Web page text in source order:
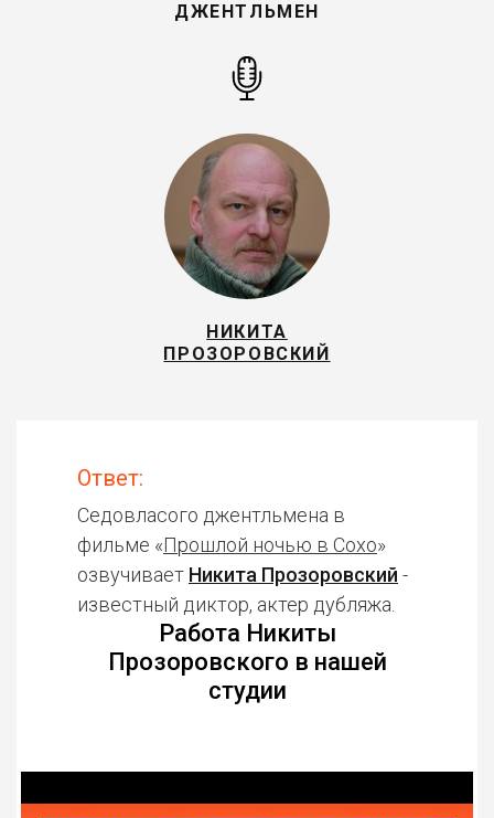
ДЖЕНТЛЬМЕН
НИКИТА
ПРОЗОРОВСКИЙ
Ответ:
Седовласого джентльмена в
фильме «Прошлой ночью в Сохо»
озвучивает Никита Прозоровский -
известный диктор, актер дубляжа.
Работа Никиты
Прозоровского в нашей
студии